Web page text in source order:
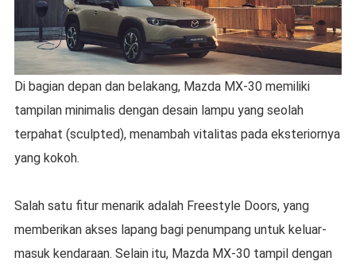
Di bagian depan dan belakang, Mazda MX-30 memiliki
tampilan minimalis dengan desain lampu yang seolah
terpahat (sculpted), menambah vitalitas pada eksteriornya
yang kokoh.
Salah satu fitur menarik adalah Freestyle Doors, yang
memberikan akses lapang bagi penumpang untuk keluar-
masuk kendaraan. Selain itu, Mazda MX-30 tampil dengan